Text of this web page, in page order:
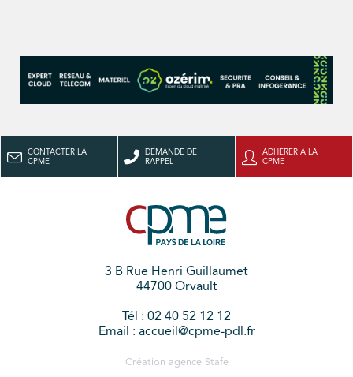
CONTACTER LA
CPME
DEMANDE DE
RAPPEL
ADHÉRER À LA
CPME
3 B Rue Henri Guillaumet
44700 Orvault
Tél : 02 40 52 12 12
Email : accueil@cpme-pdl.fr
Création agence Stafe